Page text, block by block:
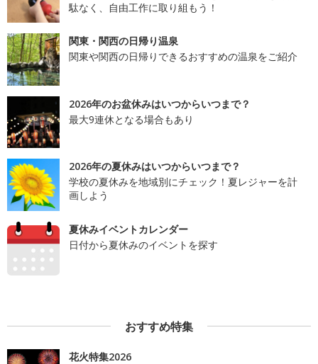
駄なく、自由工作に取り組もう！
関東・関西の日帰り温泉
関東や関西の日帰りできるおすすめの温泉をご紹介
2026年のお盆休みはいつからいつまで？
最大9連休となる場合もあり
2026年の夏休みはいつからいつまで？
学校の夏休みを地域別にチェック！夏レジャーを計
画しよう
夏休みイベントカレンダー
日付から夏休みのイベントを探す
おすすめ特集
花火特集2026